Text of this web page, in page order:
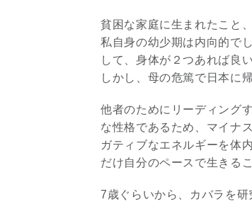
貧困な家庭に生まれたこと
私自身の幼少期は内向的で
して、身体が２つあれば良
しかし、母の危篤で日本に
他者のためにリーディング
な性格であるため、マイナ
ガティブなエネルギーを体
だけ自分のペースで生きる
7歳ぐらいから、カバラを